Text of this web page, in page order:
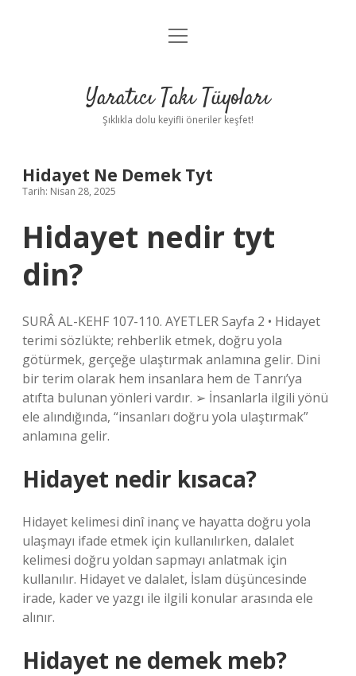
Anasayfa
Yasal Uyarı
menüyü
Yaratıcı Takı Tüyoları
Şıklıkla dolu keyifli öneriler keşfet!
Hidayet Ne Demek Tyt
Tarih: Nisan 28, 2025
Hidayet nedir tyt
din?
SURÂ AL-KEHF 107-110. AYETLER Sayfa 2 • Hidayet
terimi sözlükte; rehberlik etmek, doğru yola
götürmek, gerçeğe ulaştırmak anlamına gelir. Dini
bir terim olarak hem insanlara hem de Tanrı’ya
atıfta bulunan yönleri vardır. ➢ İnsanlarla ilgili yönü
ele alındığında, “insanları doğru yola ulaştırmak”
anlamına gelir.
Hidayet nedir kısaca?
Hidayet kelimesi dinî inanç ve hayatta doğru yola
ulaşmayı ifade etmek için kullanılırken, dalalet
kelimesi doğru yoldan sapmayı anlatmak için
kullanılır. Hidayet ve dalalet, İslam düşüncesinde
irade, kader ve yazgı ile ilgili konular arasında ele
alınır.
Hidayet ne demek meb?